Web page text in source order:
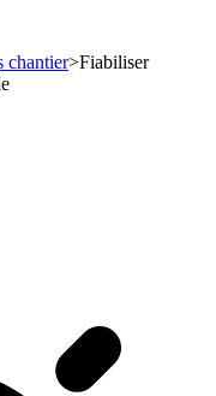
chantier>Fiabiliser